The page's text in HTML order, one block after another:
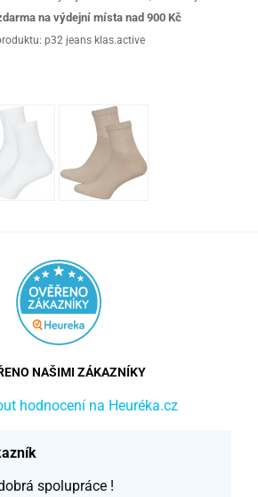
na výdejní místa nad 900 Kč
p32 jeans klas.active
NAŠIMI ZÁKAZNÍKY
hodnocení na Heuréka.cz
spolupráce !